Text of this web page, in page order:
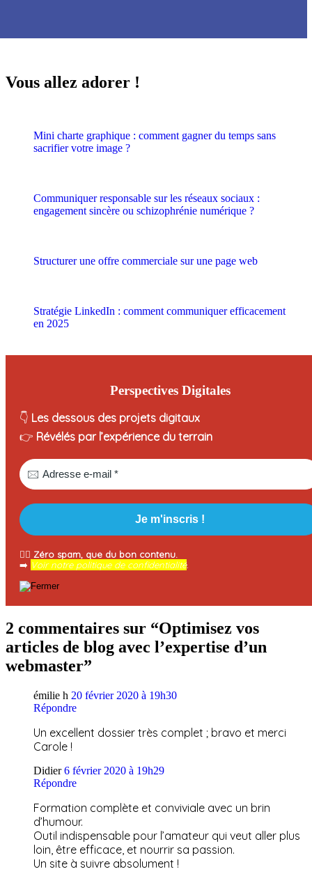
Vous allez adorer !
Mini charte graphique : comment gagner du temps sans
sacrifier votre image ?
Communiquer responsable sur les réseaux sociaux :
engagement sincère ou schizophrénie numérique ?
Structurer une offre commerciale sur une page web
Stratégie LinkedIn : comment communiquer efficacement
en 2025
Perspectives Digitales
👇 Les dessous des projets digitaux
👉 Révélés par l’expérience du terrain
🧘‍♂️ Zéro spam, que du bon contenu.
➡️ Voir notre politique de confidentialité.
2 commentaires sur “Optimisez vos
articles de blog avec l’expertise d’un
webmaster”
émilie h 20 février 2020 à 19h30
Répondre
Un excellent dossier très complet ; bravo et merci
Carole !
Didier 6 février 2020 à 19h29
Répondre
Formation complète et conviviale avec un brin
d’humour.
Outil indispensable pour l’amateur qui veut aller plus
loin, être efficace, et nourrir sa passion.
Un site à suivre absolument !